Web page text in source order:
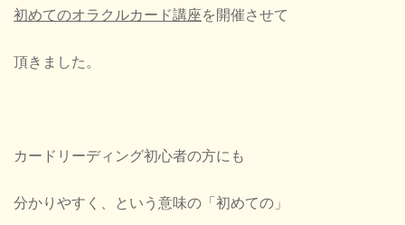
初めてのオラクルカード講座を開催させて
頂きました。
カードリーディング初心者の方にも
分かりやすく、という意味の「初めての」